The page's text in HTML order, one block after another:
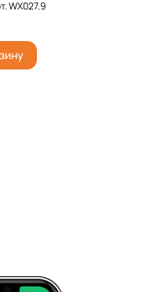
WX027.9